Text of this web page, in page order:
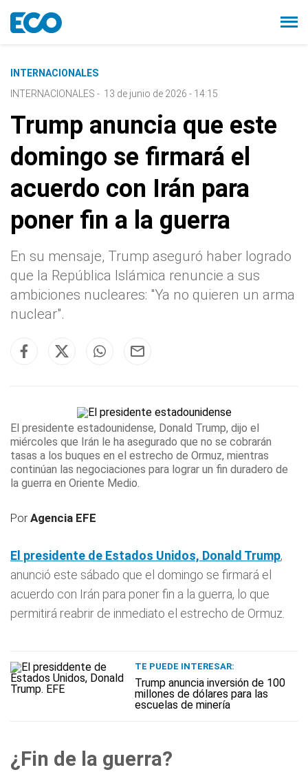
INTERNACIONALES
INTERNACIONALES - 13 de junio de 2026 - 14:15
Trump anuncia que este
domingo se firmará el
acuerdo con Irán para
poner fin a la guerra
En su mensaje, Trump aseguró haber logrado
que la República Islámica renuncie a sus
ambiciones nucleares: "Ya no quieren un arma
nuclear".
El presidente estadounidense, Donald Trump, dijo el
miércoles que Irán le ha asegurado que no se cobrarán
tasas a los buques en el estrecho de Ormuz, mientras
continúan las negociaciones para lograr un fin duradero de
la guerra en Oriente Medio.
PorAgencia EFE
El presidente de Estados Unidos, Donald Trump,
anunció este sábado que el domingo se firmará el
acuerdo con Irán para poner fin a la guerra, lo que
permitirá reabrir de inmediato el estrecho de Ormuz.
TE PUEDE INTERESAR:
Trump anuncia inversión de 100
millones de dólares para las
escuelas de minería
¿Fin de la guerra?